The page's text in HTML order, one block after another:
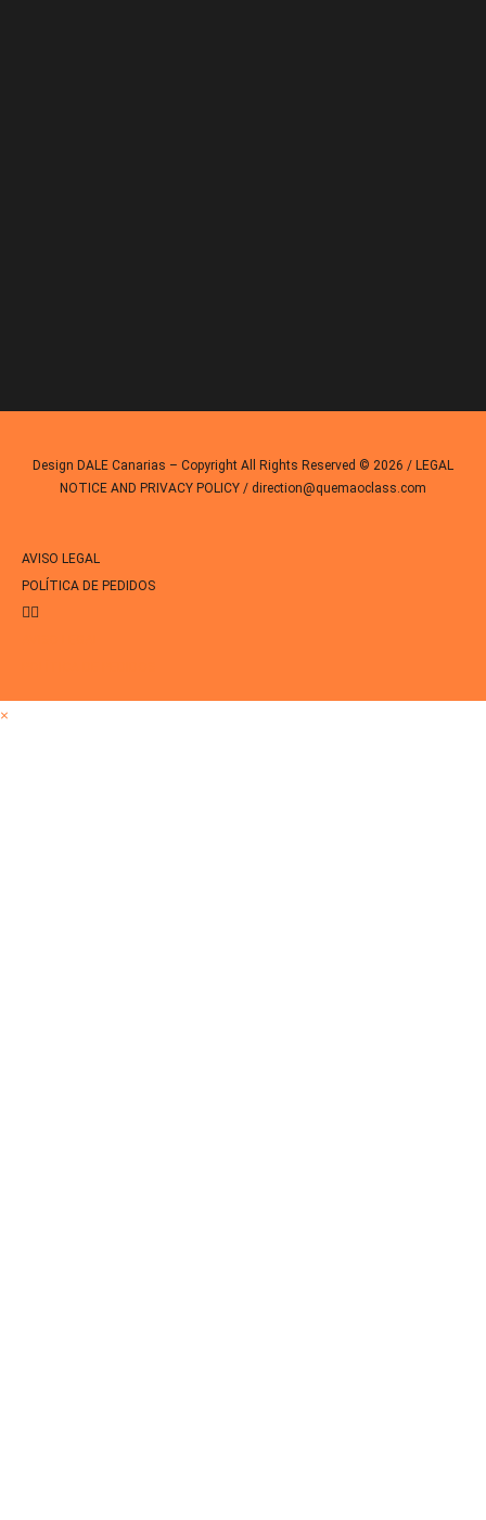
Design DALE Canarias – Copyright All Rights Reserved © 2026 / LEGAL
NOTICE AND PRIVACY POLICY / direction@quemaoclass.com
AVISO LEGAL
POLÍTICA DE PEDIDOS
×